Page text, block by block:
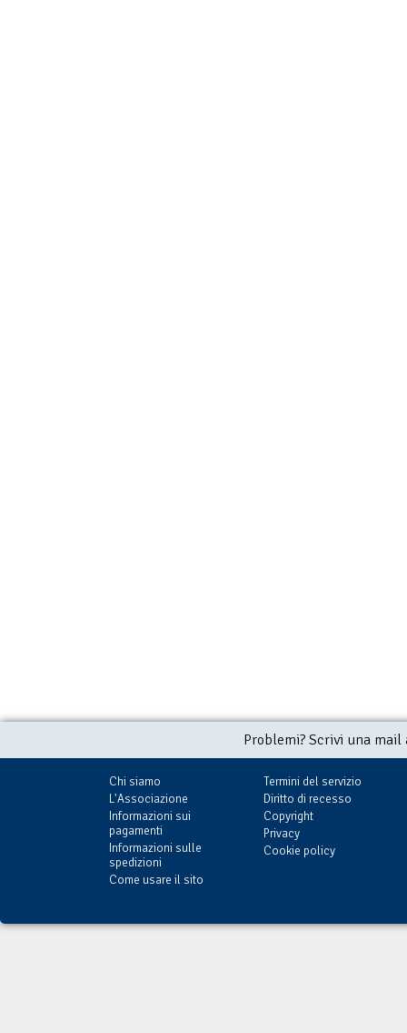
Problemi? Scrivi una
Chi siamo
L'Associazione
Informazioni sui
pagamenti
Informazioni sulle
spedizioni
Come usare il sito
Termini del servizio
Diritto di recesso
Copyright
Privacy
Cookie policy